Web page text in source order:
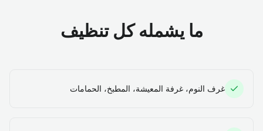
ما يشمله كل تنظيف
غرف النوم، غرفة المعيشة، المطبخ، الحمامات